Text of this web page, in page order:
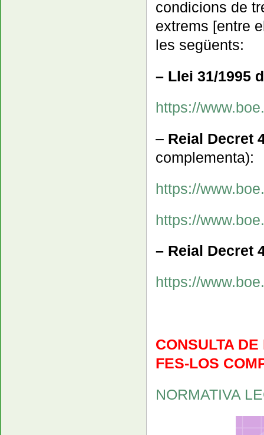
condicions de
extrems [entre
les següents:
– Llei 31/1995
https://
– Reial Decret
complementa):
https://
https://
– Reial Decret
https://
CONSULTA
FES-LOS
NORMATIVA